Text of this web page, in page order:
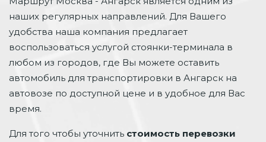
наших регулярных направлений. Для Вашего
удобства наша компания предлагает
воспользоваться услугой стоянки-терминала в
любом из городов, где Вы можете оставить
автомобиль для транспортировки в Ангарск на
автовозе по доступной цене и в удобное для Вас
время.
Для того чтобы уточнить стоимость перевозки